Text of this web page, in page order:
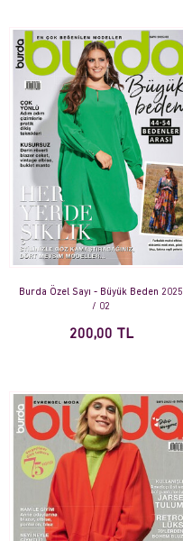
Burda Özel Sayı - Büyük Beden 2025
/ 02
200,00 TL